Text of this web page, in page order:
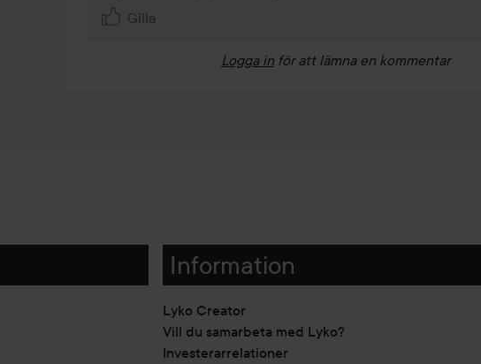
Gilla
Logga in för att lämna en kommentar
Information
Lyko Creator
Vill du samarbeta med Lyko?
Investerarrelationer